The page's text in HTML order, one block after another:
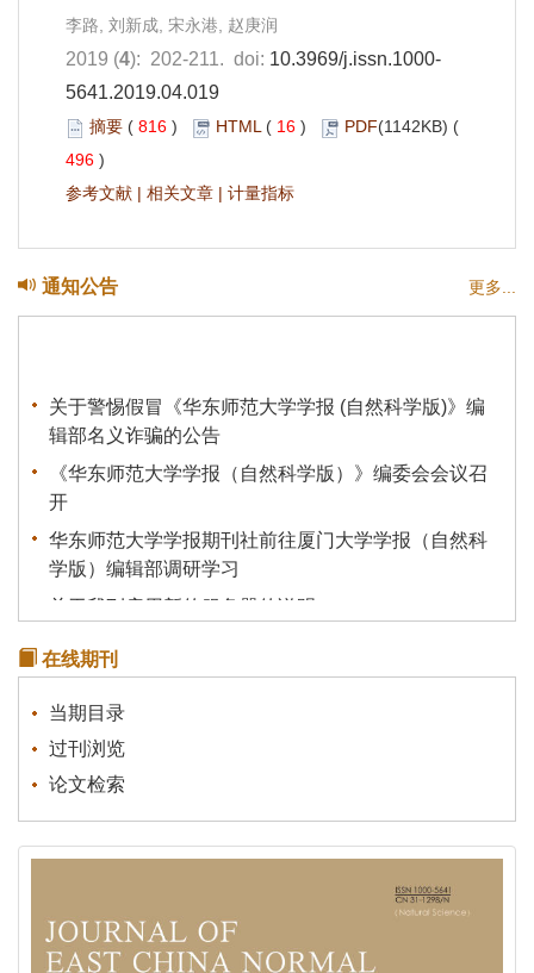
李路, 刘新成, 宋永港, 赵庚润
2019 (4): 202-211. doi: 10.3969/j.issn.1000-
5641.2019.04.019
摘要 ( 816 ) HTML( 16 ) PDF(1142KB) (
496 )
参考文献 | 相关文章 | 计量指标
通知公告 更多...
关于警惕假冒《华东师范大学学报 (自然科学版)》编
辑部名义诈骗的公告
《华东师范大学学报（自然科学版）》编委会会议召
开
华东师范大学学报期刊社前往厦门大学学报（自然科
学版）编辑部调研学习
关于我刊启用新的服务器的说明
关于有不法分子冒充本刊行骗的声明
在线期刊
当期目录
过刊浏览
论文检索